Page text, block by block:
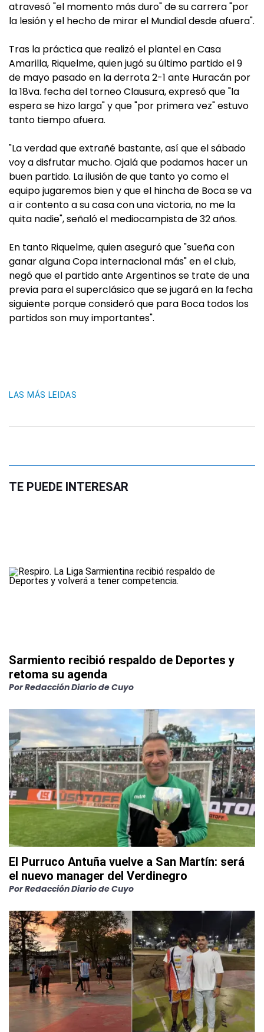
atravesó "el momento más duro" de su carrera "por
la lesión y el hecho de mirar el Mundial desde afuera".
Tras la práctica que realizó el plantel en Casa
Amarilla, Riquelme, quien jugó su último partido el 9
de mayo pasado en la derrota 2-1 ante Huracán por
la 18va. fecha del torneo Clausura, expresó que "la
espera se hizo larga" y que "por primera vez" estuvo
tanto tiempo afuera.
"La verdad que extrañé bastante, así que el sábado
voy a disfrutar mucho. Ojalá que podamos hacer un
buen partido. La ilusión de que tanto yo como el
equipo jugaremos bien y que el hincha de Boca se va
a ir contento a su casa con una victoria, no me la
quita nadie", señaló el mediocampista de 32 años.
En tanto Riquelme, quien aseguró que "sueña con
ganar alguna Copa internacional más" en el club,
negó que el partido ante Argentinos se trate de una
previa para el superclásico que se jugará en la fecha
siguiente porque consideró que para Boca todos los
partidos son muy importantes".
LAS MÁS LEIDAS
TE PUEDE INTERESAR
Sarmiento recibió respaldo de Deportes y
retoma su agenda
PorRedacción Diario de Cuyo
El Purruco Antuña vuelve a San Martín: será
el nuevo manager del Verdinegro
PorRedacción Diario de Cuyo